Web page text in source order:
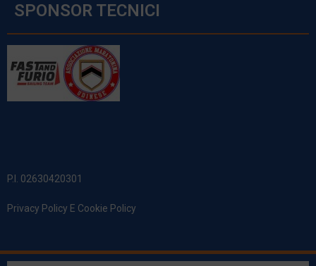
SPONSOR TECNICI
P.I. 02630420301
Privacy Policy E Cookie Policy